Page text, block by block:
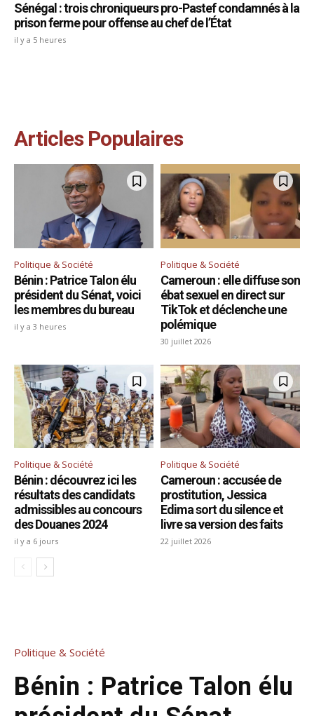
Sénégal : trois chroniqueurs pro-Pastef condamnés à la
prison ferme pour offense au chef de l’État
il y a 5 heures
Articles Populaires
Politique & Société
Bénin : Patrice Talon élu
président du Sénat, voici
les membres du bureau
il y a 3 heures
Politique & Société
Cameroun : elle diffuse son
ébat sexuel en direct sur
TikTok et déclenche une
polémique
30 juillet 2026
Politique & Société
Bénin : découvrez ici les
résultats des candidats
admissibles au concours
des Douanes 2024
il y a 6 jours
Politique & Société
Cameroun : accusée de
prostitution, Jessica
Edima sort du silence et
livre sa version des faits
22 juillet 2026